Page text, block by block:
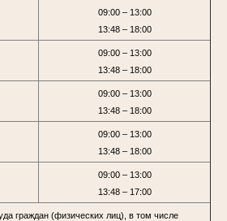
09:00 – 13:00
13:48 – 18:00
09:00 – 13:00
13:48 – 18:00
09:00 – 13:00
13:48 – 18:00
09:00 – 13:00
13:48 – 18:00
09:00 – 13:00
13:48 – 17:00
граждан (физических лиц), в том числе